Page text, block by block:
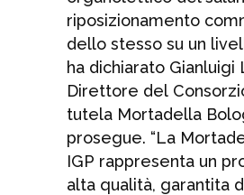
riposizionamento
dello stesso su un
ha dichiarato Gianluigi
Direttore del
tutela Mortadella
prosegue. “La
IGP rappresenta un
alta qualità, garantita